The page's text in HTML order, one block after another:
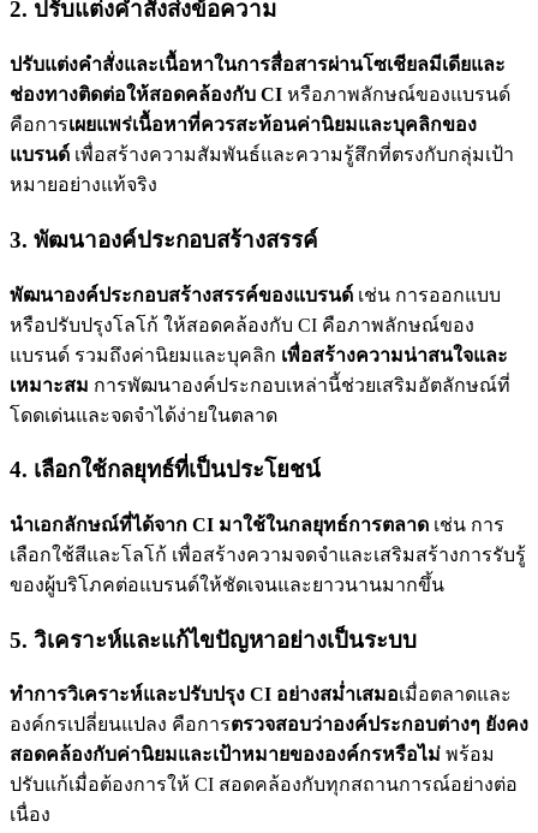
2. ปรับแต่งคำสั่งส่งข้อความ
ปรับแต่งคำสั่งและเนื้อหาในการสื่อสารผ่านโซเชียลมีเดียและ
ช่องทางติดต่อให้สอดคล้องกับ CI หรือภาพลักษณ์ของแบรนด์
คือการเผยแพร่เนื้อหาที่ควรสะท้อนค่านิยมและบุคลิกของ
แบรนด์ เพื่อสร้างความสัมพันธ์และความรู้สึกที่ตรงกับกลุ่มเป้า
หมายอย่างแท้จริง
3. พัฒนาองค์ประกอบสร้างสรรค์
พัฒนาองค์ประกอบสร้างสรรค์ของแบรนด์ เช่น การออกแบบ
หรือปรับปรุงโลโก้ ให้สอดคล้องกับ CI คือภาพลักษณ์ของ
แบรนด์ รวมถึงค่านิยมและบุคลิก เพื่อสร้างความน่าสนใจและ
เหมาะสม การพัฒนาองค์ประกอบเหล่านี้ช่วยเสริมอัตลักษณ์ที่
โดดเด่นและจดจำได้ง่ายในตลาด
4. เลือกใช้กลยุทธ์ที่เป็นประโยชน์
นำเอกลักษณ์ที่ได้จาก CI มาใช้ในกลยุทธ์การตลาด เช่น การ
เลือกใช้สีและโลโก้ เพื่อสร้างความจดจำและเสริมสร้างการรับรู้
ของผู้บริโภคต่อแบรนด์ให้ชัดเจนและยาวนานมากขึ้น
5. วิเคราะห์และแก้ไขปัญหาอย่างเป็นระบบ
ทำการวิเคราะห์และปรับปรุง CI อย่างสม่ำเสมอเมื่อตลาดและ
องค์กรเปลี่ยนแปลง คือการตรวจสอบว่าองค์ประกอบต่างๆ ยังคง
สอดคล้องกับค่านิยมและเป้าหมายขององค์กรหรือไม่ พร้อม
ปรับแก้เมื่อต้องการให้ CI สอดคล้องกับทุกสถานการณ์อย่างต่อ
เนื่อง